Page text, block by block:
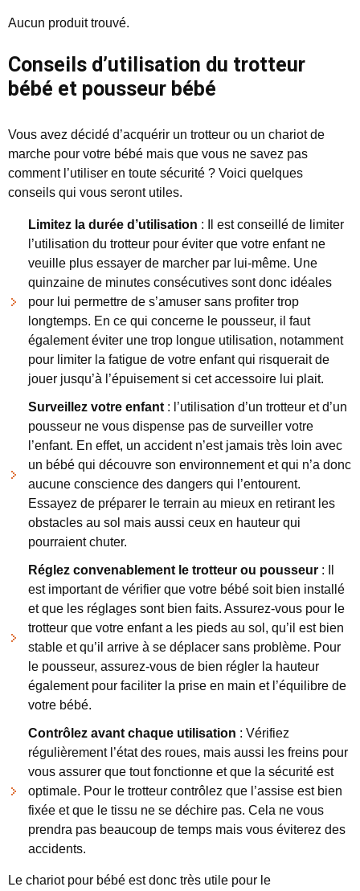
Aucun produit trouvé.
Conseils d’utilisation du trotteur
bébé et pousseur bébé
Vous avez décidé d’acquérir un trotteur ou un chariot de
marche pour votre bébé mais que vous ne savez pas
comment l’utiliser en toute sécurité ? Voici quelques
conseils qui vous seront utiles.
Limitez la durée d’utilisation : Il est conseillé de limiter
l’utilisation du trotteur pour éviter que votre enfant ne
veuille plus essayer de marcher par lui-même. Une
quinzaine de minutes consécutives sont donc idéales
pour lui permettre de s’amuser sans profiter trop
longtemps. En ce qui concerne le pousseur, il faut
également éviter une trop longue utilisation, notamment
pour limiter la fatigue de votre enfant qui risquerait de
jouer jusqu’à l’épuisement si cet accessoire lui plait.
Surveillez votre enfant : l’utilisation d’un trotteur et d’un
pousseur ne vous dispense pas de surveiller votre
l’enfant. En effet, un accident n’est jamais très loin avec
un bébé qui découvre son environnement et qui n’a donc
aucune conscience des dangers qui l’entourent.
Essayez de préparer le terrain au mieux en retirant les
obstacles au sol mais aussi ceux en hauteur qui
pourraient chuter.
Réglez convenablement le trotteur ou pousseur : Il
est important de vérifier que votre bébé soit bien installé
et que les réglages sont bien faits. Assurez-vous pour le
trotteur que votre enfant a les pieds au sol, qu’il est bien
stable et qu’il arrive à se déplacer sans problème. Pour
le pousseur, assurez-vous de bien régler la hauteur
également pour faciliter la prise en main et l’équilibre de
votre bébé.
Contrôlez avant chaque utilisation : Vérifiez
régulièrement l’état des roues, mais aussi les freins pour
vous assurer que tout fonctionne et que la sécurité est
optimale. Pour le trotteur contrôlez que l’assise est bien
fixée et que le tissu ne se déchire pas. Cela ne vous
prendra pas beaucoup de temps mais vous éviterez des
accidents.
Le chariot pour bébé est donc très utile pour le